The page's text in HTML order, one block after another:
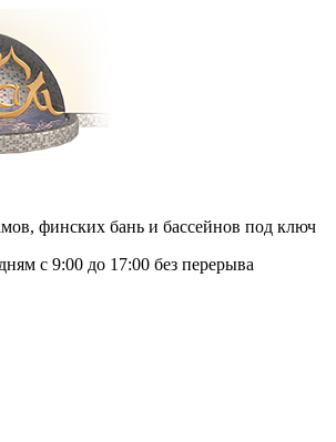
финских бань и бассейнов под ключ
с 9:00 до 17:00 без перерыва